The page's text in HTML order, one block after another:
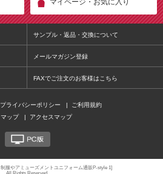
マイページ・お気に入り
サンプル・返品・交換について
メールマガジン登録
FAXでご注文のお客様はこちら
プライバシーポリシー |
ご利用規約
ップ
| アクセスマップ
服やアミューズメントユニフォーム通販P-style 1]